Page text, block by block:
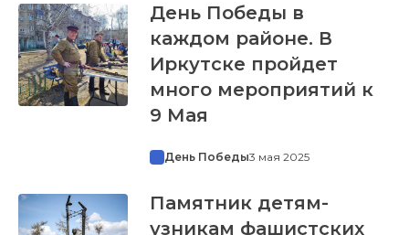
День Победы в
каждом районе. В
Иркутске пройдет
много мероприятий к
9 Мая
День Победы3 мая 2025
Памятник детям-
узникам фашистских